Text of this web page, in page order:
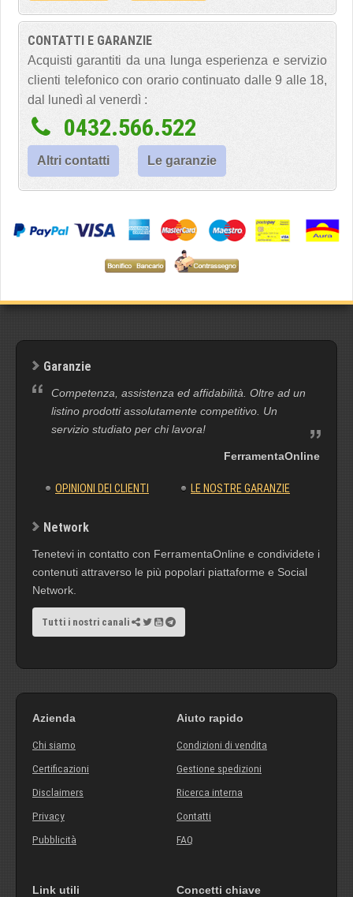
CONTATTI E GARANZIE
Acquisti garantiti da una lunga esperienza e servizio
clienti telefonico con orario continuato dalle 9 alle 18,
dal lunedì al venerdì :
0432.566.522
Altri contatti Le garanzie
Garanzie
Competenza, assistenza ed affidabilità. Oltre ad un
listino prodotti assolutamente competitivo. Un
servizio studiato per chi lavora!
FerramentaOnline
OPINIONI DEI CLIENTI LE NOSTRE GARANZIE
Network
Tenetevi in contatto con FerramentaOnline e condividete i
contenuti attraverso le più popolari piattaforme e Social
Network.
Tutti i nostri canali
Azienda
Chi siamo
Certificazioni
Disclaimers
Privacy
Pubblicità
Aiuto rapido
Condizioni di vendita
Gestione spedizioni
Ricerca interna
Contatti
FAQ
Link utili Concetti chiave